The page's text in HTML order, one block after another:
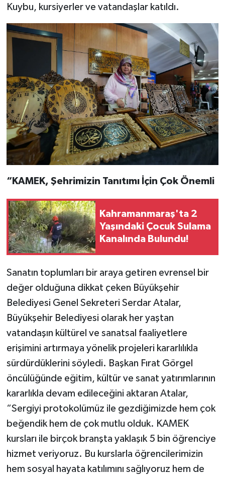
Kuybu, kursiyerler ve vatandaşlar katıldı.
“KAMEK, Şehrimizin Tanıtımı İçin Çok Önemli
Kahramanmaraş'ta 2
Yaşındaki Çocuk Sulama
Kanalında Bulundu!
Sanatın toplumları bir araya getiren evrensel bir
değer olduğuna dikkat çeken Büyükşehir
Belediyesi Genel Sekreteri Serdar Atalar,
Büyükşehir Belediyesi olarak her yaştan
vatandaşın kültürel ve sanatsal faaliyetlere
erişimini artırmaya yönelik projeleri kararlılıkla
sürdürdüklerini söyledi. Başkan Fırat Görgel
öncülüğünde eğitim, kültür ve sanat yatırımlarının
kararlıkla devam edileceğini aktaran Atalar,
“Sergiyi protokolümüz ile gezdiğimizde hem çok
beğendik hem de çok mutlu olduk. KAMEK
kursları ile birçok branşta yaklaşık 5 bin öğrenciye
hizmet veriyoruz. Bu kurslarla öğrencilerimizin
hem sosyal hayata katılımını sağlıyoruz hem de